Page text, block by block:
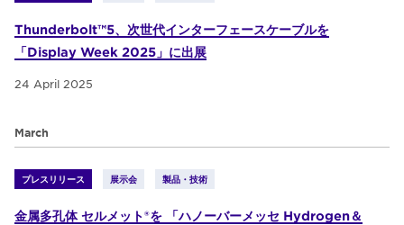
Thunderbolt™5、次世代インターフェースケーブルを
「Display Week 2025」に出展
24 April 2025
March
プレスリリース 展示会 製品・技術
金属多孔体 セルメット®を 「ハノーバーメッセ Hydrogen＆